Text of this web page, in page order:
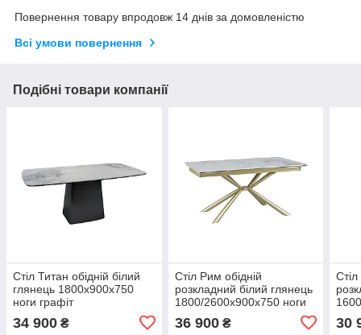
Повернення товару впродовж 14 днів за домовленістю
Всі умови повернення
Подібні товари компанії
Стіл Титан обідній білий
глянець 1800x900x750
ноги графіт
34 900 ₴
Стіл Рим обідній
розкладний білий глянець
1800/2600x900x750 ноги
36 900₴ 30